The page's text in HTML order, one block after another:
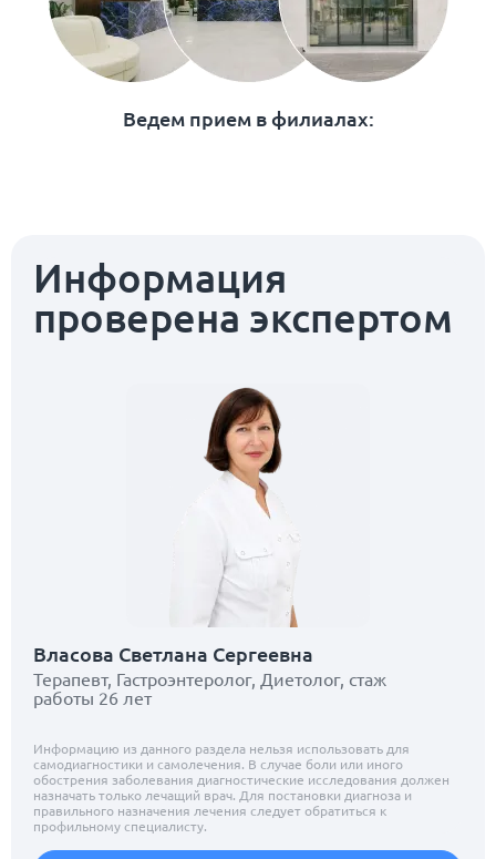
Ведем прием в филиалах:
Информация
проверена экспертом
Власова Светлана Сергеевна
Терапевт, Гастроэнтеролог, Диетолог, стаж
работы 26 лет
Информацию из данного раздела нельзя использовать для
самодиагностики и самолечения. В случае боли или иного
обострения заболевания диагностические исследования должен
назначать только лечащий врач. Для постановки диагноза и
правильного назначения лечения следует обратиться к
профильному специалисту.